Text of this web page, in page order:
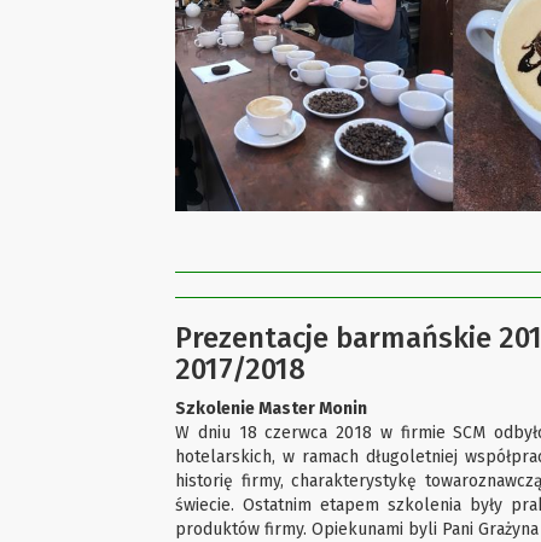
Prezentacje barmańskie
2017/2018
Szkolenie Master Monin
W dniu 18 czerwca 2018 w firmie SCM
hotelarskich, w ramach długoletniej
historię firmy, charakterystykę
świecie. Ostatnim etapem szkolenia były
produktów firmy. Opiekunami byli Pani